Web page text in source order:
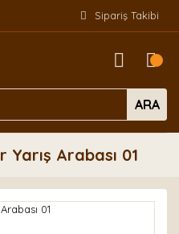
Sipariş Takibi
ARA
Arabası 01